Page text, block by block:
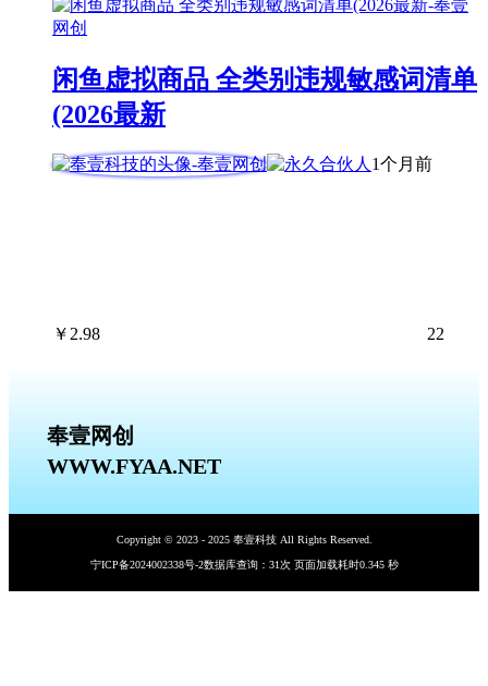
闲鱼虚拟商品 全类别违规敏感词清单
(2026最新
1个月前
￥ 2.98 22
奉壹网创
WWW.FYAA.NET
Copyright © 2023 - 2025 奉壹科技 All Rights Reserved.
宁ICP备2024002338号-2数据库查询：31次 页面加载耗时0.345 秒